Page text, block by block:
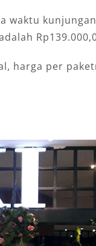
waktu
harga per